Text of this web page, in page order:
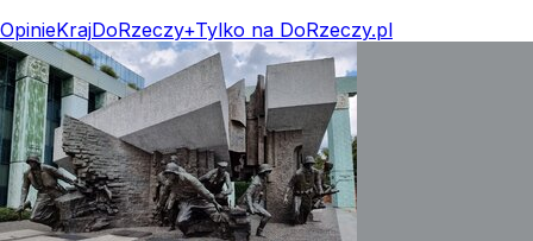
OpinieKrajDoRzeczy+Tylko na DoRzeczy.pl